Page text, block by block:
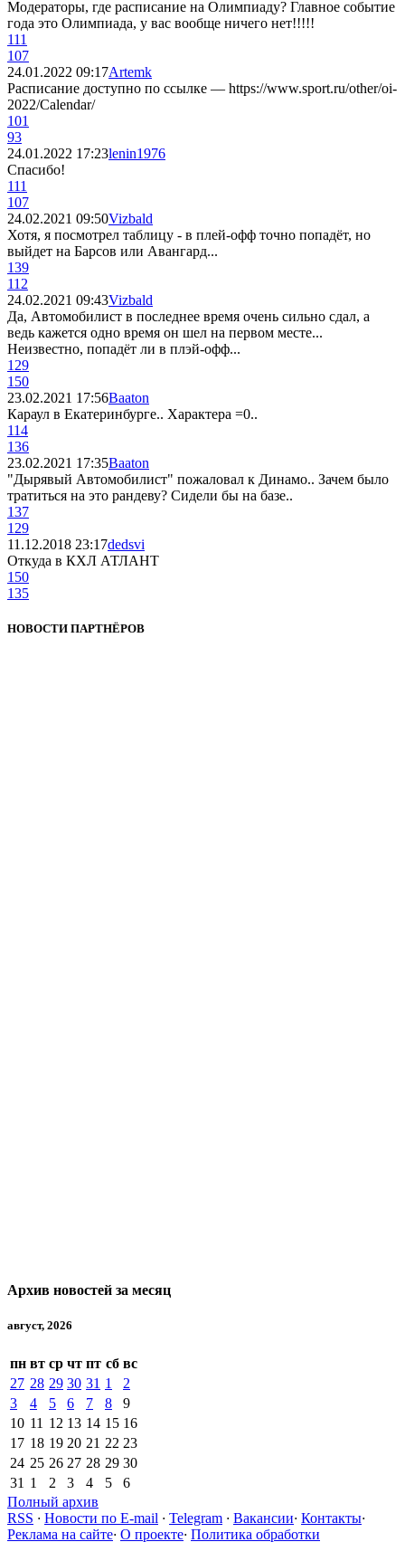
Модераторы, где расписание на Олимпиаду? Главное событие
года это Олимпиада, у вас вообще ничего нет!!!!!
111
107
24.01.2022 09:17Artemk
Расписание доступно по ссылке — https://www.sport.ru/other/oi-
2022/Calendar/
101
93
24.01.2022 17:23lenin1976
Спасибо!
111
107
24.02.2021 09:50Vizbald
Хотя, я посмотрел таблицу - в плей-офф точно попадёт, но
выйдет на Барсов или Авангард...
139
112
24.02.2021 09:43Vizbald
Да, Автомобилист в последнее время очень сильно сдал, а
ведь кажется одно время он шел на первом месте...
Неизвестно, попадёт ли в плэй-офф...
129
150
23.02.2021 17:56Baaton
Караул в Екатеринбурге.. Характера =0..
114
136
23.02.2021 17:35Baaton
"Дырявый Автомобилист" пожаловал к Динамо.. Зачем было
тратиться на это рандеву? Сидели бы на базе..
137
129
11.12.2018 23:17dedsvi
Откуда в КХЛ АТЛАНТ
150
135
НОВОСТИ ПАРТНЁРОВ
Архив новостей за месяц
август, 2026
пн вт ср чт пт сб вс
27 28 29 30 31 1
2
3
4 5 6 7 8
9
10 11 12 13 14 15 16
17 18 19 20 21 22 23
24 25 26 27 28 29 30
31 1 2 3 4 5
6
Полный архив
RSS · Новости по E-mail · Telegram · Вакансии· Контакты·
Реклама на сайте· О проекте· Политика обработки